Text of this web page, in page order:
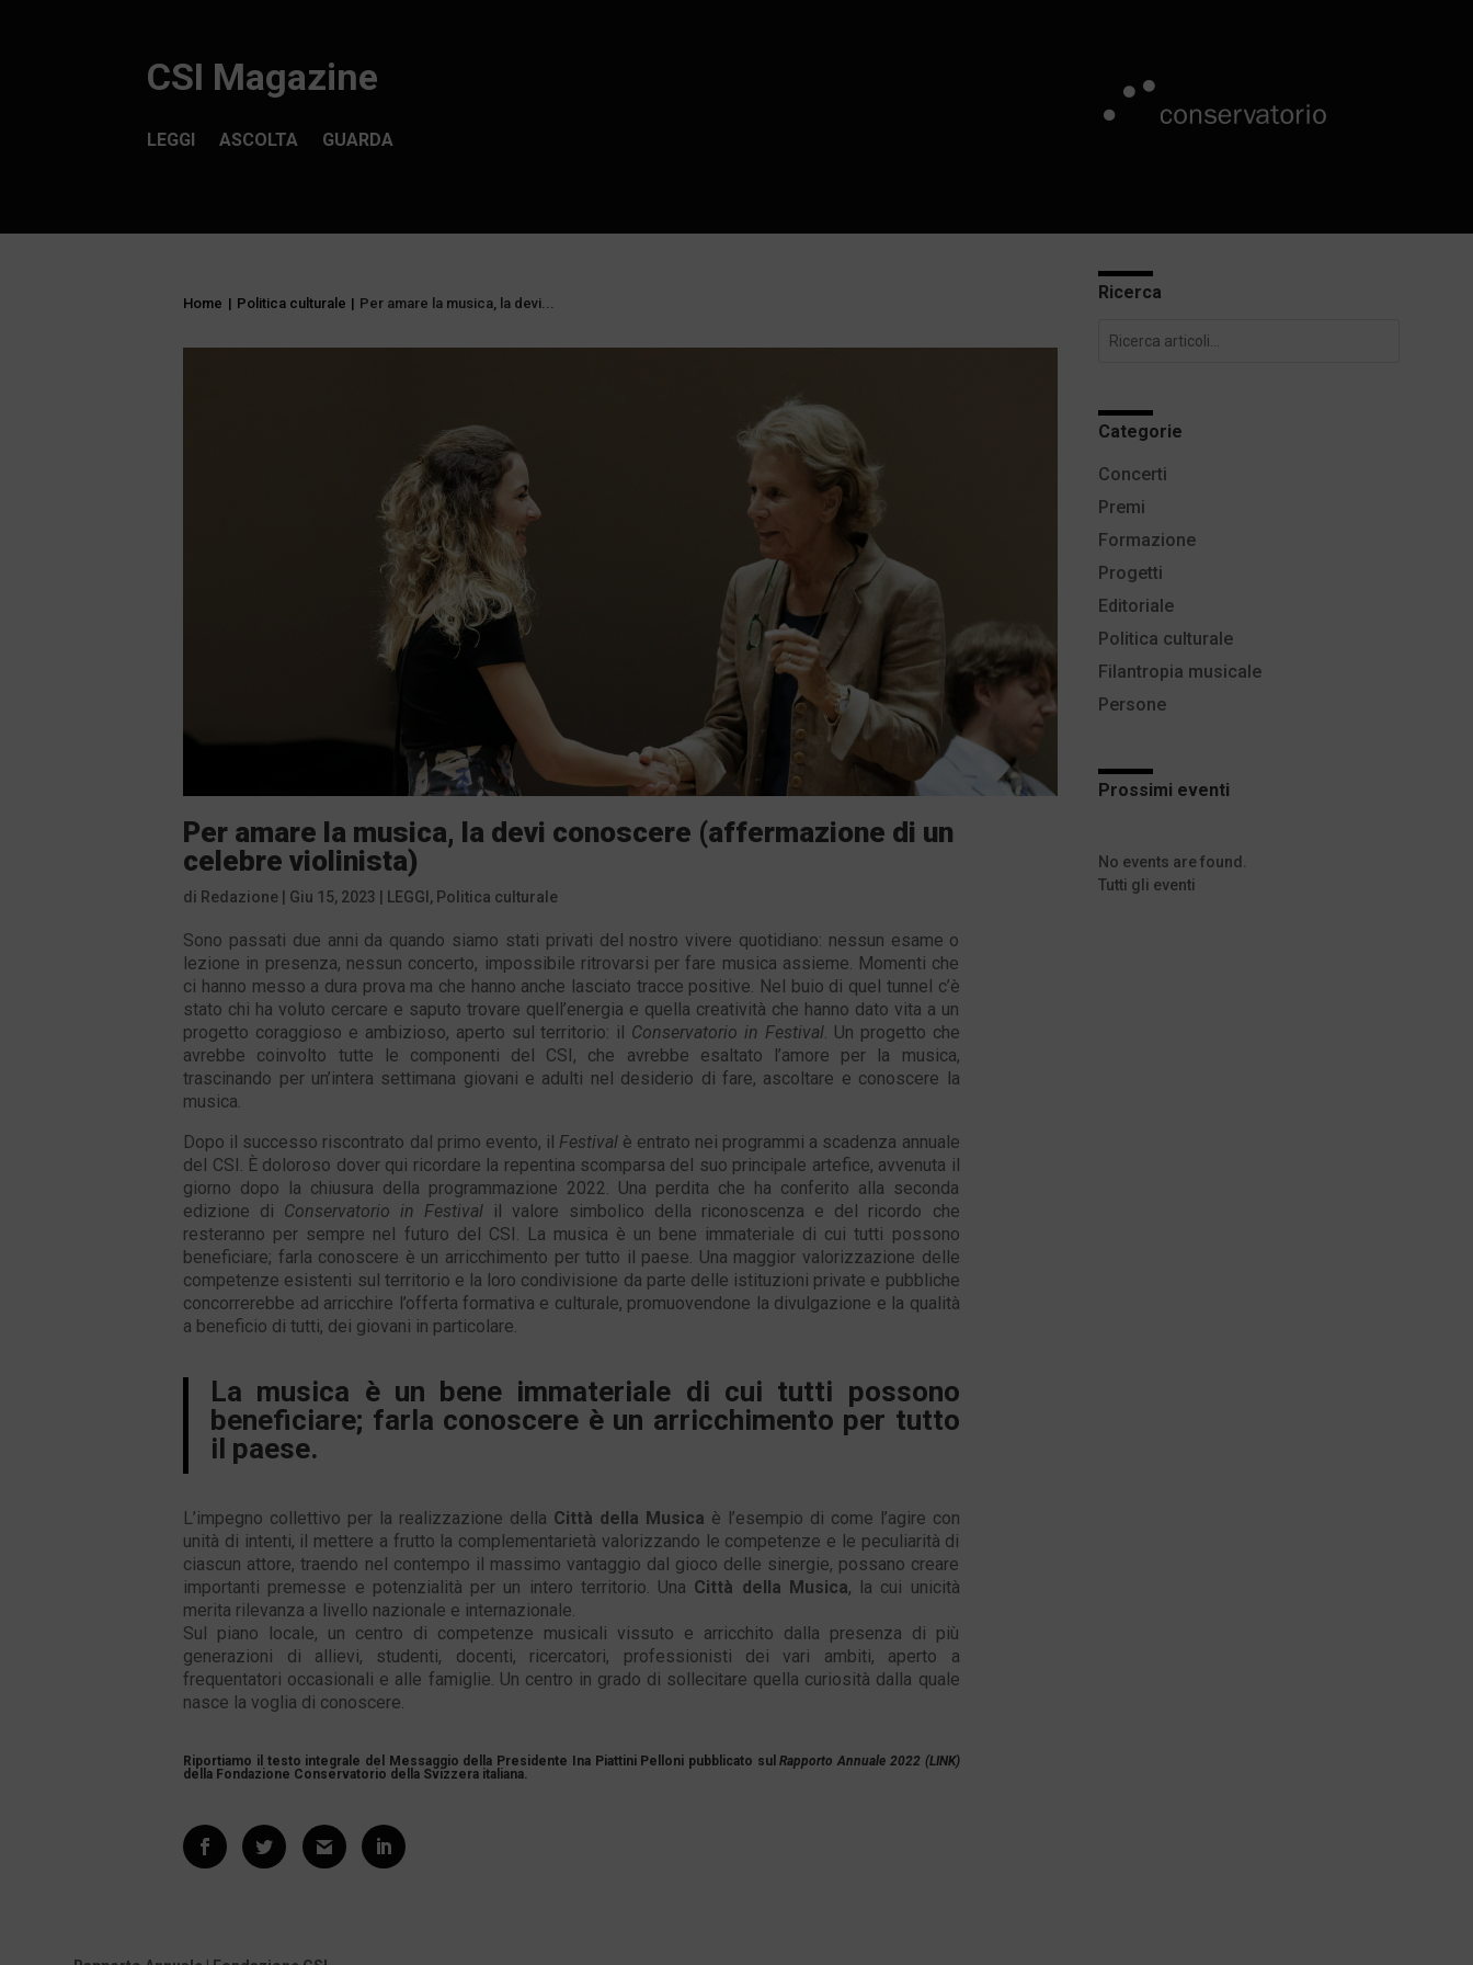
CSI Magazine
ASCOLTA GUARDA
LEGGI
Home | Politica culturale | Per amare la musica, la devi...
Per amare la musica, la devi conoscere (affermazione di un
celebre violinista)
di Redazione Giu 15, 2023 LEGGI , Politica culturale
Sono passati due anni da quando siamo stati privati del nostro vivere quotidiano: nessun esame o
lezione in presenza, nessun concerto, impossibile ritrovarsi per fare musica assieme. Momenti che
ci hanno messo a dura prova ma che hanno anche lasciato tracce positive. Nel buio di quel tunnel c’è
stato chi ha voluto cercare e saputo trovare quell’energia e quella creatività che hanno dato vita a un
progetto coraggioso e ambizioso, aperto sul territorio: il Conservatorio in Festival. Un progetto che
avrebbe coinvolto tutte le componenti del CSI, che avrebbe esaltato l’amore per la musica,
trascinando per un’intera settimana giovani e adulti nel desiderio di fare, ascoltare e conoscere la
musica.
Dopo il successo riscontrato dal primo evento, il Festivalè entrato nei programmi a scadenza annuale
del CSI. È doloroso dover qui ricordare la repentina scomparsa del suo principale artefice, avvenuta il
giorno dopo la chiusura della programmazione 2022. Una perdita che ha conferito alla seconda
edizione di Conservatorio in Festival il valore simbolico della riconoscenza e del ricordo che
resteranno per sempre nel futuro del CSI. La musica è un bene immateriale di cui tutti possono
beneficiare; farla conoscere è un arricchimento per tutto il paese. Una maggior valorizzazione delle
competenze esistenti sul territorio e la loro condivisione da parte delle istituzioni private e pubbliche
concorrerebbe ad arricchire l’offerta formativa e culturale, promuovendone la divulgazione e la qualità
a beneficio di tutti, dei giovani in particolare.
La musica è un bene immateriale di cui tutti possono
beneficiare; farla conoscere è un arricchimento per tutto
il paese.
L’impegno collettivo per la realizzazione della Città della Musica è l’esempio di come l’agire con
unità di intenti, il mettere a frutto la complementarietà valorizzando le competenze e le peculiarità di
ciascun attore, traendo nel contempo il massimo vantaggio dal gioco delle sinergie, possano creare
importanti premesse e potenzialità per un intero territorio. Una Città della Musica, la cui unicità
merita rilevanza a livello nazionale e internazionale.
Sul piano locale, un centro di competenze musicali vissuto e arricchito dalla presenza di più
generazioni di allievi, studenti, docenti, ricercatori, professionisti dei vari ambiti, aperto a
frequentatori occasionali e alle famiglie. Un centro in grado di sollecitare quella curiosità dalla quale
nasce la voglia di conoscere.
Riportiamo il testo integrale del Messaggio della Presidente Ina Piattini Pelloni pubblicato sulRapporto Annuale 2022 (LINK)
della Fondazione Conservatorio della Svizzera italiana.
Ricerca
Categorie
Editoriale
Persone
Progetti
Premi
Politica culturale
Filantropia musicale
Formazione
Concerti
Prossimi eventi
No events are found.
Tutti gli eventi